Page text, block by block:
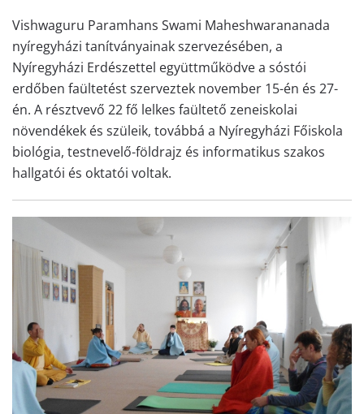
Vishwaguru Paramhans Swami Maheshwarananada
nyíregyházi tanítványainak szervezésében, a
Nyíregyházi Erdészettel együttműködve a sóstói
erdőben faültetést szerveztek november 15-én és 27-
én. A résztvevő 22 fő lelkes faültető zeneiskolai
növendékek és szüleik, továbbá a Nyíregyházi Főiskola
biológia, testnevelő-földrajz és informatikus szakos
hallgatói és oktatói voltak.